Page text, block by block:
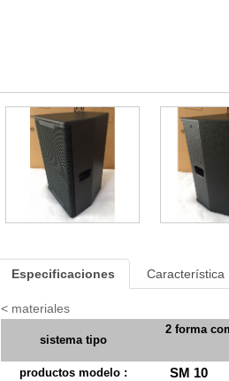
Especificaciones Característica
< materiales
sistema tipo
2 forma
productos modelo : SM 10